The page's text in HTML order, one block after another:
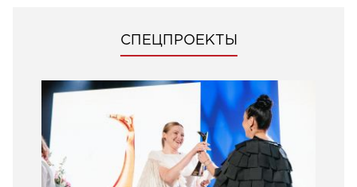
СПЕЦПРОЕКТЫ